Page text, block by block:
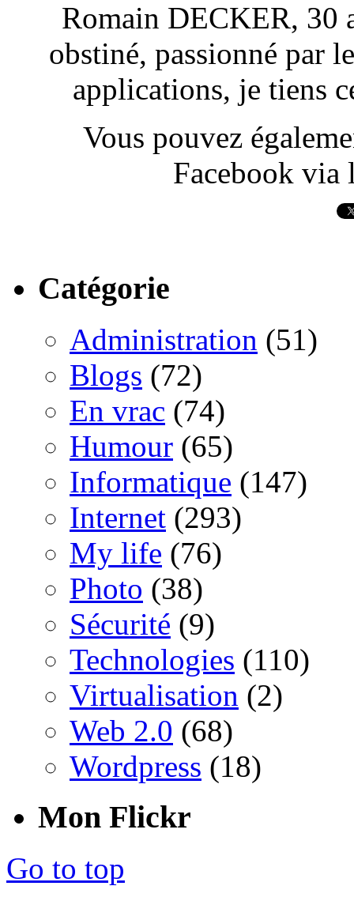
Romain DECKER, 30
obstiné, passionné par
applications, je tiens
Vous pouvez
Facebook via
Catégorie
Administration (51)
Blogs (72)
En vrac (74)
Humour (65)
Informatique (147)
Internet (293)
My life (76)
Photo (38)
Sécurité (9)
Technologies (110)
Virtualisation (2)
Web 2.0 (68)
Wordpress (18)
Mon Flickr
Go to top